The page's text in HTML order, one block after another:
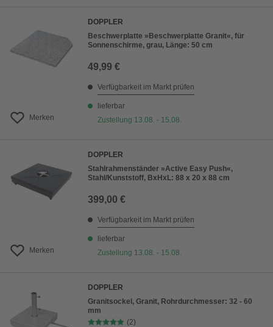
Merken
DOPPLER
Beschwerplatte »Beschwerplatte Granit«, für
Sonnenschirme, grau, Länge: 50 cm
49,99 €
Verfügbarkeit im Markt prüfen
lieferbar
Zustellung 13.08. - 15.08.
Merken
DOPPLER
Stahlrahmenständer »Active Easy Push«,
Stahl/Kunststoff, BxHxL: 88 x 20 x 88 cm
399,00 €
Verfügbarkeit im Markt prüfen
lieferbar
Zustellung 13.08. - 15.08.
DOPPLER
Granitsockel, Granit, Rohrdurchmesser: 32 - 60
mm
(2)